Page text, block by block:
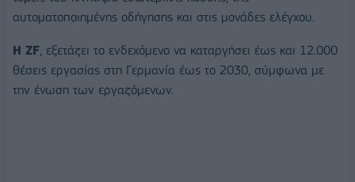
αυτοματοποιημένης οδήγησης και στις μονάδες ελέγχου.
Η ZF, εξετάζει το ενδεχόμενο να καταργήσει έως και 12.000
θέσεις εργασίας στη Γερμανία έως το 2030, σύμφωνα με
την ένωση των εργαζόμενων.